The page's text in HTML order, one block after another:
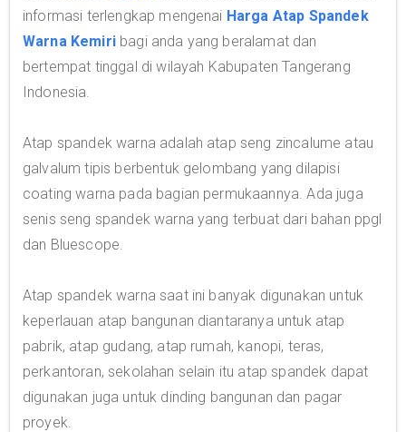
informasi terlengkap mengenai Harga Atap Spandek
Warna Kemiribagi anda yang beralamat dan
bertempat tinggal di wilayah Kabupaten Tangerang
Indonesia.
Atap spandek warna adalah atap seng zincalume atau
galvalum tipis berbentuk gelombang yang dilapisi
coating warna pada bagian permukaannya. Ada juga
senis seng spandek warna yang terbuat dari bahan ppgl
dan Bluescope.
Atap spandek warna saat ini banyak digunakan untuk
keperlauan atap bangunan diantaranya untuk atap
pabrik, atap gudang, atap rumah, kanopi, teras,
perkantoran, sekolahan selain itu atap spandek dapat
digunakan juga untuk dinding bangunan dan pagar
proyek.